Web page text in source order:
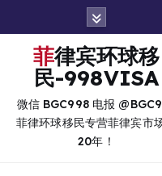
菲律宾环球移
民-998VISA
微信 BGC998 电报
菲律环球移民专营菲律宾市
20年！